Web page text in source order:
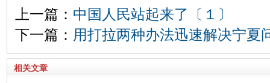
上一篇： 中国人民站起来了〔１〕
下一篇： 用打拉两种办法迅速解决宁夏
相关文章